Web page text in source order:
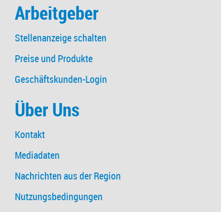
Arbeitgeber
Stellenanzeige schalten
Preise und Produkte
Geschäftskunden-Login
Über Uns
Kontakt
Mediadaten
Nachrichten aus der Region
Nutzungsbedingungen